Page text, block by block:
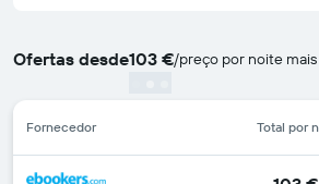
Ofertas desde103 €/preço por noite
Fornecedor Total por